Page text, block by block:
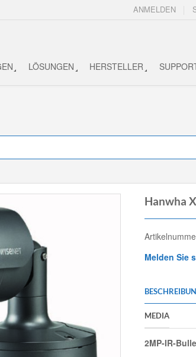
ANMELDEN
LÖSUNGEN HERSTELLER
Hanwha
Melden Sie
MEDIA
2MP-IR-